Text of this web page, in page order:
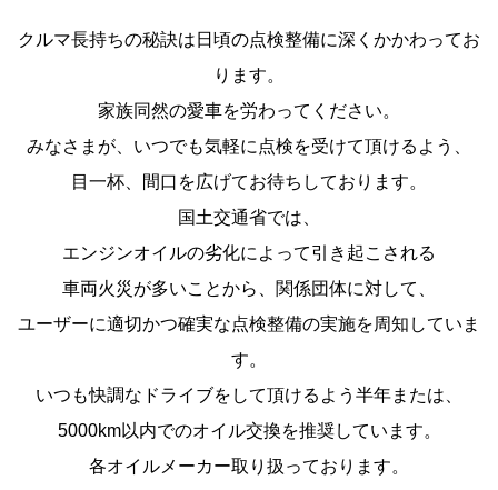
クルマ長持ちの秘訣は日頃の点検整備に深くかかわってお
ります。
家族同然の愛車を労わってください。
みなさまが、いつでも気軽に点検を受けて頂けるよう、
目一杯、間口を広げてお待ちしております。
国土交通省では、
エンジンオイルの劣化によって引き起こされる
車両火災が多いことから、関係団体に対して、
ユーザーに適切かつ確実な点検整備の実施を周知していま
す。
いつも快調なドライブをして頂けるよう半年または、
5000km以内でのオイル交換を推奨しています。
各オイルメーカー取り扱っております。